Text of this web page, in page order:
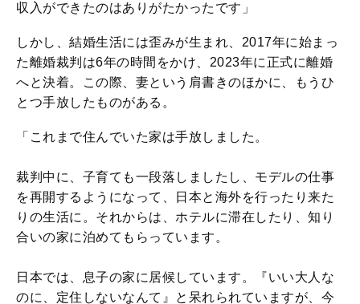
収入ができたのはありがたかったです」
しかし、結婚生活には歪みが生まれ、2017年に始まっ
た離婚裁判は6年の時間をかけ、2023年に正式に離婚
へと決着。この際、妻という肩書きのほかに、もうひ
とつ手放したものがある。
「これまで住んでいた家は手放しました。
裁判中に、子育ても一段落しましたし、モデルの仕事
を再開するようになって、日本と海外を行ったり来た
りの生活に。それからは、ホテルに滞在したり、知り
合いの家に泊めてもらっています。
日本では、息子の家に居候しています。『いい大人な
のに、定住しないなんて』と呆れられていますが、今